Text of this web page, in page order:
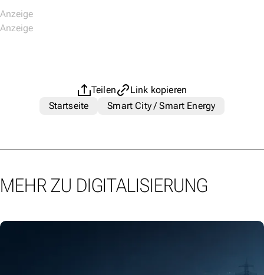
Teilen
Link kopieren
Startseite
Smart City / Smart Energy
MEHR ZU DIGITALISIERUNG